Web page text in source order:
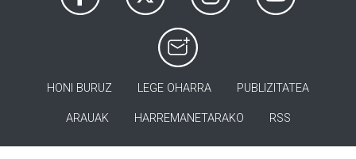
HONI BURUZ LEGE OHARRA PUBLIZITATEA
ARAUAK HARREMANETARAKO RSS